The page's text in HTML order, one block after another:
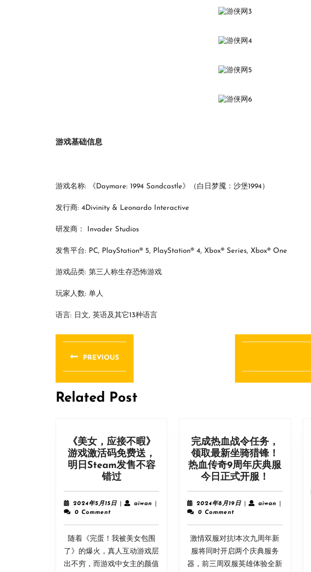
游戏基础信息
游戏名称: 《Daymare: 1994 Sandcastle》（白日梦魇：沙堡1994）
发行商: 4Divinity & Leonardo Interactive
研发商： Invader Studios
发售平台: PC, PlayStation® 5, PlayStation® 4, Xbox® Series, Xbox® One
游戏品类: 第三人称生存恐怖游戏
玩家人数: 单人
语言: 日文, 英语及其它13种语言
文
章
导
航
PREVIOUS
post:
post:
Related Post
《美女，应接不暇》
游戏激活码免费送，
明日Steam发售不容
错过《美
应
不
暇》
游
戏
2024年5月15日2024
15
日
aiwanaiwan
0 Comment
随着《完蛋！我被美女包围
了》的爆火，真人互动游戏层
出不穷，而游戏中女主的颜值
完成热血战令任务，
领取最新坐骑猎锋！
热血传奇9周年庆典服
今日正式开服！
热
战
令
任
务，
2024年8月19日2024
19
日
aiwan aiwan
0 Comment
激情双服对抗!本次九周年新
服将同时开启两个庆典服务
器，前三周双服英雄体验全新